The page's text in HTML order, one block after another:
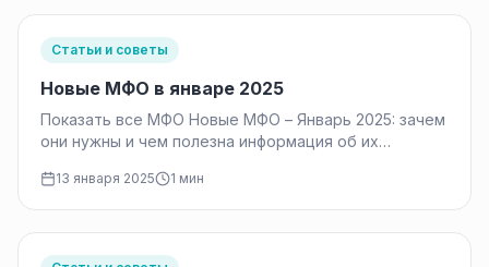
Статьи и советы
Новые МФО в январе 2025
Показать все МФО Новые МФО – Январь 2025: зачем
они нужны и чем полезна информация об их
13 января 2025 1 мин